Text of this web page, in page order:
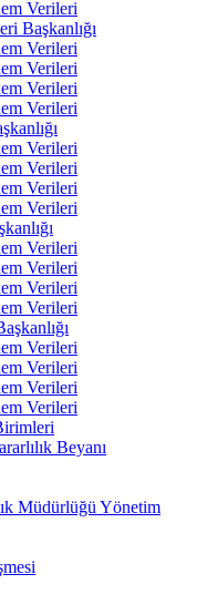
Verileri
Başkanlığı
Verileri
Verileri
Verileri
Verileri
Verileri
Verileri
Verileri
Verileri
Verileri
Verileri
Verileri
Verileri
Verileri
Verileri
Verileri
Verileri
Beyanı
Müdürlüğü Yönetim